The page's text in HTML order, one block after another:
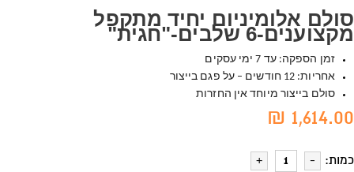
סולם אלומיניום יחיד מתקפל
מקצוענים-6 שלבים-"חגית"
זמן הספקה: עד 7 ימי עסקים
אחריות: 12 חודשים – על פגם בייצור
סולם בייצור מיוחד אין החזרות
1,614.00 ₪
כמות: